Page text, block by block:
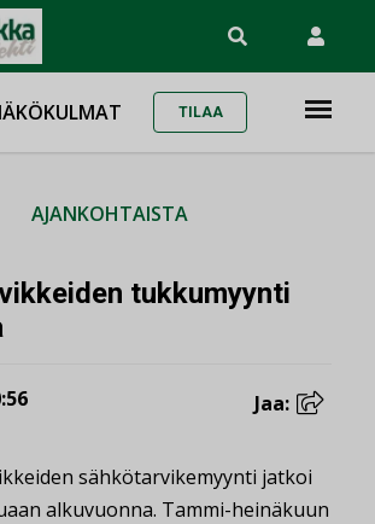
TILAA
AJANKOHTAISTA
tukkumyynti
Jaa:
sähkötarvikemyynti jatkoi
alkuvuonna. Tammi-heinäkuun